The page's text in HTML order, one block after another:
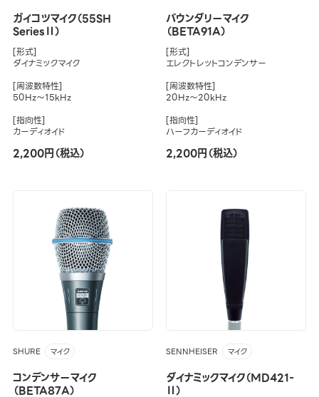
ガイコツマイク（55SH
SeriesⅡ）
[形式]
ダイナミックマイク
[周波数特性]
50Hz～15kHz
[指向性]
カーディオイド
2,200円（税込）
バウンダリーマイク
（BETA91A）
[形式]
エレクトレットコンデンサー
[周波数特性]
20Hz～20kHz
[指向性]
ハーフカーディオイド
2,200円（税込）
SHURE マイク
コンデンサーマイク
（BETA87A）
SENNHEISER マイク
ダイナミックマイク（MD421-
Ⅱ）